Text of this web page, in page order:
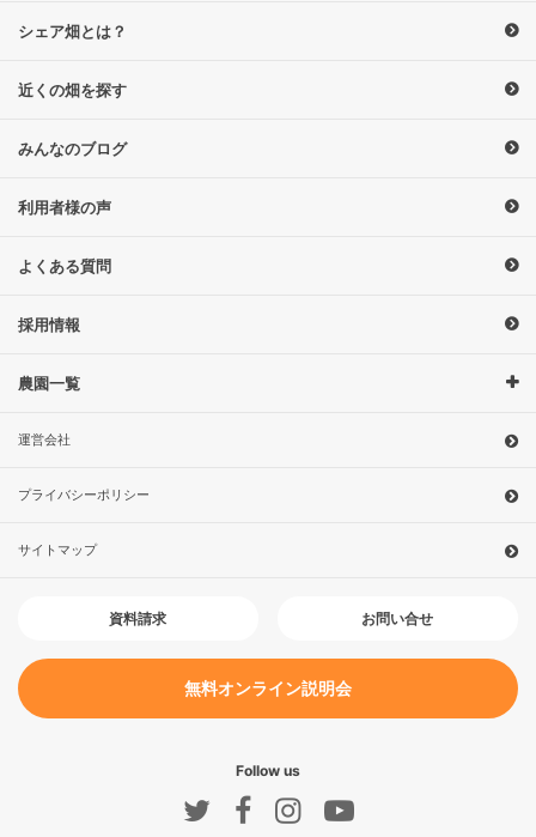
シェア畑とは？
近くの畑を探す
みんなのブログ
利用者様の声
よくある質問
採用情報
農園一覧
運営会社
プライバシーポリシー
サイトマップ
資料請求 お問い合せ
無料オンライン説明会
Follow us